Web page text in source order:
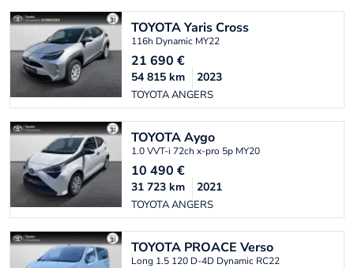
TOYOTAYaris Cross
116h Dynamic MY22
21 690 €
TOYOTA ANGERS
54 815 km 2023
TOYOTAAygo
1.0 VVT-i 72ch x-pro 5p MY20
10 490 €
TOYOTA ANGERS
31 723 km 2021
TOYOTA PROACE Verso
Long 1.5 120 D-4D Dynamic RC22